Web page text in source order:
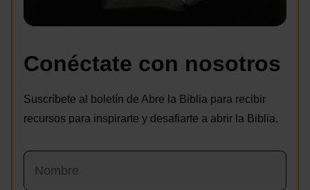
Conéctate con nosotros
Suscríbete al boletín de Abre la Biblia para recibir
recursos para inspirarte y desafiarte a abrir la Biblia.